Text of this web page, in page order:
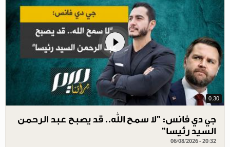
0.30
جي دي فانس: ”لا سمح الله.. قد يصبح عبد الرحمن
السيد رئيسا”
06/08/2026 - 20:32